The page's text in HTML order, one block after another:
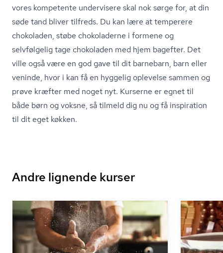
vores kompetente undervisere skal nok sørge for, at din
søde tand bliver tilfreds. Du kan lære at temperere
chokoladen, støbe chokoladerne i formene og
selvfølgelig tage chokoladen med hjem bagefter. Det
ville også være en god gave til dit barnebarn, barn eller
veninde, hvor i kan få en hyggelig oplevelse sammen og
prøve kræfter med noget nyt. Kurserne er egnet til
både børn og voksne, så tilmeld dig nu og få inspiration
til dit eget køkken.
Andre lignende kurser